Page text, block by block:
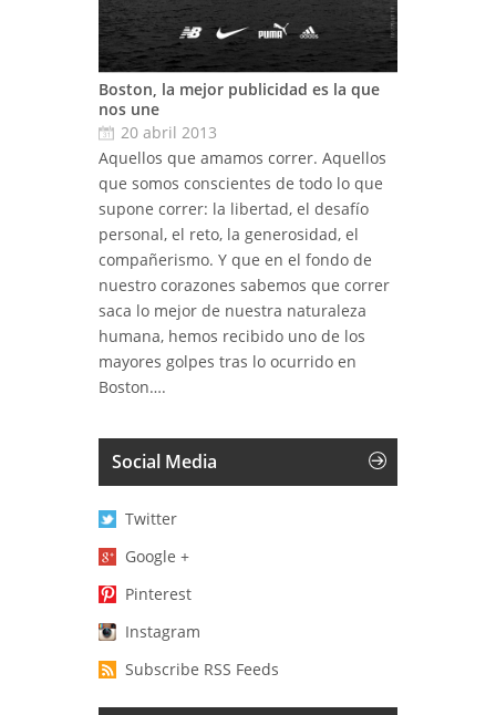
Boston, la mejor publicidad es la que
nos une
20 abril 2013
Aquellos que amamos correr. Aquellos
que somos conscientes de todo lo que
supone correr: la libertad, el desafío
personal, el reto, la generosidad, el
compañerismo. Y que en el fondo de
nuestro corazones sabemos que correr
saca lo mejor de nuestra naturaleza
humana, hemos recibido uno de los
mayores golpes tras lo ocurrido en
Boston….
Social Media
Twitter
Google +
Pinterest
Instagram
Subscribe RSS Feeds